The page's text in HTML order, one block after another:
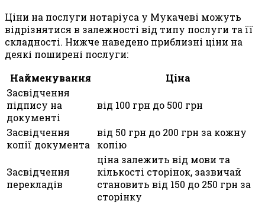
Ціни на послуги нотаріуса у Мукачеві можуть
відрізнятися в залежності від типу послуги та її
складності. Нижче наведено приблизні ціни на
деякі поширені послуги:
Найменування
Ціна
Засвідчення
підпису на
документі
від 100 грн до 500 грн
Засвідчення
копії документа
від 50 грн до 200 грн за кожну
копію
Засвідчення
перекладів
ціна залежить від мови та
кількості сторінок, зазвичай
становить від 150 до 250 грн за
сторінку